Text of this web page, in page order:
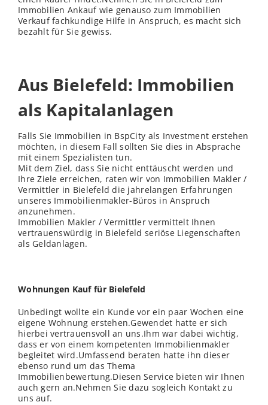
Immobilien Ankauf wie genauso zum Immobilien
Verkauf fachkundige Hilfe in Anspruch, es macht sich
bezahlt für Sie gewiss.
Aus Bielefeld: Immobilien
als Kapitalanlagen
Falls Sie Immobilien in BspCity als Investment erstehen
möchten, in diesem Fall sollten Sie dies in Absprache
mit einem Spezialisten tun.
Mit dem Ziel, dass Sie nicht enttäuscht werden und
Ihre Ziele erreichen, raten wir von Immobilien Makler /
Vermittler in Bielefeld die jahrelangen Erfahrungen
unseres Immobilienmakler-Büros in Anspruch
anzunehmen.
Immobilien Makler / Vermittler vermittelt Ihnen
vertrauenswürdig in Bielefeld seriöse Liegenschaften
als Geldanlagen.
Wohnungen Kauf für Bielefeld
Unbedingt wollte ein Kunde vor ein paar Wochen eine
eigene Wohnung erstehen.Gewendet hatte er sich
hierbei vertrauensvoll an uns.Ihm war dabei wichtig,
dass er von einem kompetenten Immobilienmakler
begleitet wird.Umfassend beraten hatte ihn dieser
ebenso rund um das Thema
Immobilienbewertung.Diesen Service bieten wir Ihnen
auch gern an.Nehmen Sie dazu sogleich Kontakt zu
uns auf.